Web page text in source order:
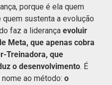
porque é ela quem
sustenta a evolução
faz a liderança evoluir
Meta, que apenas cobra
Treinadora, que
o desenvolvimento. É
ao método: o